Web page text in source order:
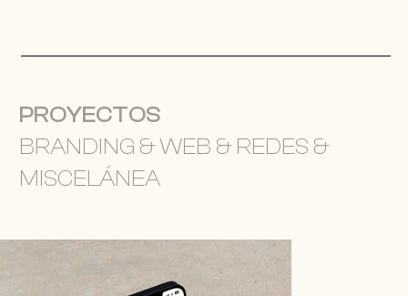
PROYECTOS
BRANDING & WEB & REDES &
MISCELÁNEA